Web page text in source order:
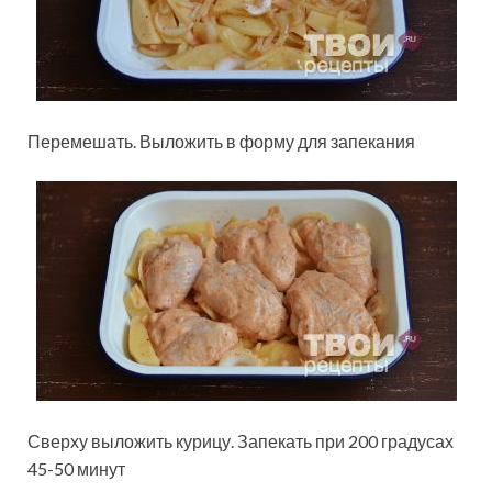
Перемешать. Выложить в форму для запекания
Сверху выложить курицу. Запекать при 200 градусах
45-50 минут